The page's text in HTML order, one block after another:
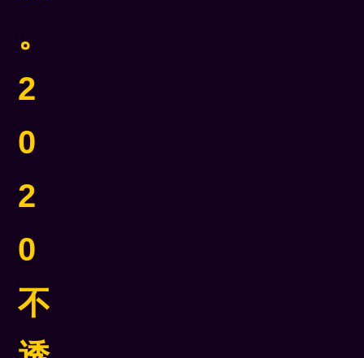
。
2
0
2
0
不